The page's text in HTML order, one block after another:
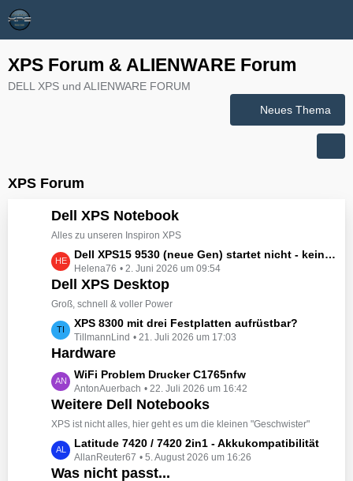
XPS Forum & ALIENWARE Forum
DELL XPS und ALIENWARE FORUM
Neues Thema
XPS Forum
Dell XPS Notebook
Alles zu unseren Inspiron XPS
L
e
t
z
e
B
i
r
ä
g
e
Dell XPS15 9530 (neue Gen) startet nicht - kein booten, kein Licht - nichts tut sich - hat jemand eine Idee wie man ihn zum Leben erwecken könnte?
Helena76 2. Juni 2026 um 09:54
Dell XPS Desktop
Groß, schnell & voller Power
L
e
t
z
t
e
B
i
XPS 8300 mit drei Festplatten aufrüstbar?
TillmannLind 21. Juli 2026 um 17:03
Hardware
L
e
t
z
e
B
WiFi Problem Drucker C1765nfw
AntonAuerbach 22. Juli 2026 um 16:42
Weitere Dell Notebooks
XPS ist nicht alles, hier geht es um die kleinen "Geschwister"
L
e
t
Latitude 7420 / 7420 2in1 - Akkukompatibilität
AllanReuter67 5. August 2026 um 16:26
Was nicht passt...